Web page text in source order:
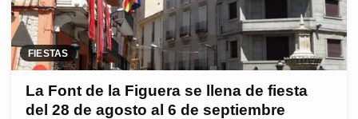
FIESTAS
La Font de la Figuera se llena de fiesta
del 28 de agosto al 6 de septiembre